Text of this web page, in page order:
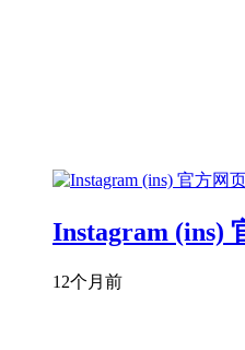
Instagram (ins)
12个月前